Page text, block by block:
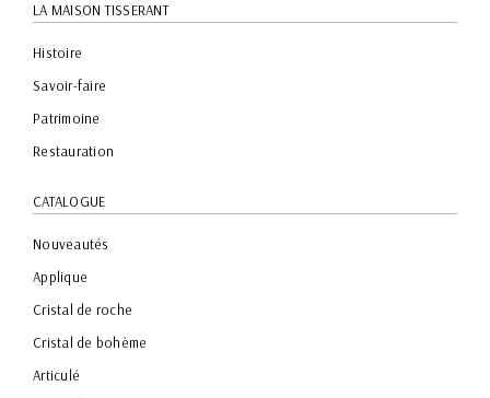
LA MAISON TISSERANT
Histoire
Savoir-faire
Patrimoine
Restauration
CATALOGUE
Nouveautés
Applique
Cristal de roche
Cristal de bohème
Articulé